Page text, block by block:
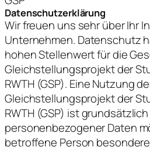
Datenschutzerklärung
Wir freuen uns sehr über Ihr
Unternehmen. Datenschutz
hohen Stellenwert für die
Gleichstellungsprojekt der
RWTH (GSP). Eine Nutzung
Gleichstellungsprojekt der
RWTH (GSP) ist
personenbezogener Daten
betroffene Person